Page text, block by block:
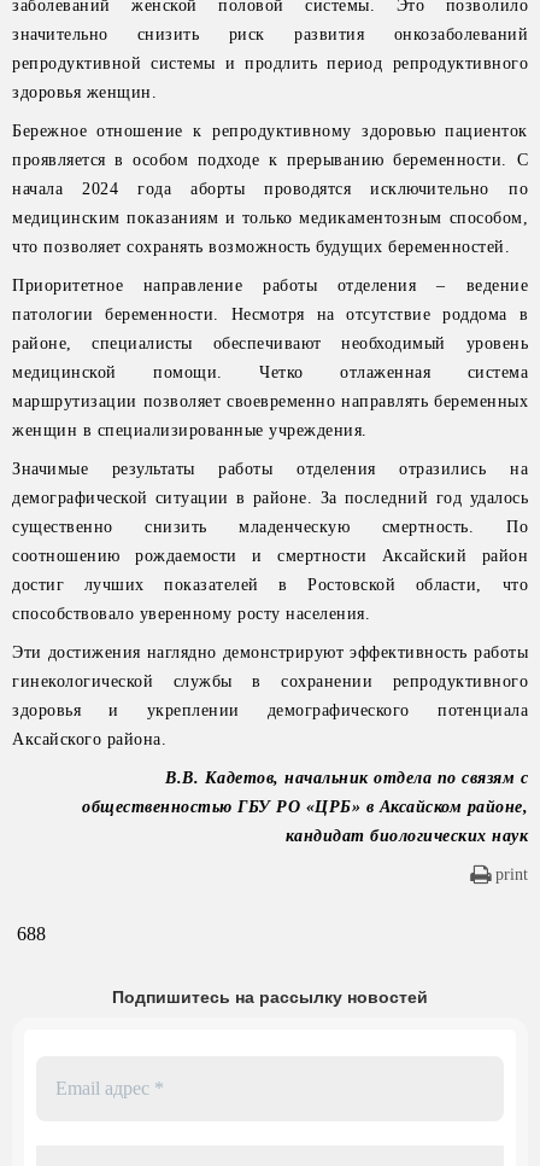
заболеваний женской половой системы. Это позволило
значительно снизить риск развития онкозаболеваний
репродуктивной системы и продлить период репродуктивного
здоровья женщин.
Бережное отношение к репродуктивному здоровью пациенток
проявляется в особом подходе к прерыванию беременности. С
начала 2024 года аборты проводятся исключительно по
медицинским показаниям и только медикаментозным способом,
что позволяет сохранять возможность будущих беременностей.
Приоритетное направление работы отделения – ведение
патологии беременности. Несмотря на отсутствие роддома в
районе, специалисты обеспечивают необходимый уровень
медицинской помощи. Четко отлаженная система
маршрутизации позволяет своевременно направлять беременных
женщин в специализированные учреждения.
Значимые результаты работы отделения отразились на
демографической ситуации в районе. За последний год удалось
существенно снизить младенческую смертность. По
соотношению рождаемости и смертности Аксайский район
достиг лучших показателей в Ростовской области, что
способствовало уверенному росту населения.
Эти достижения наглядно демонстрируют эффективность работы
гинекологической службы в сохранении репродуктивного
здоровья и укреплении демографического потенциала
Аксайского района.
В.В. Кадетов, начальник отдела по связям с
общественностью ГБУ РО «ЦРБ» в Аксайском районе,
кандидат биологических наук
print
688
Подпишитесь на рассылку новостей